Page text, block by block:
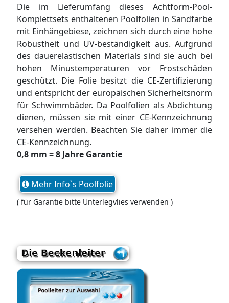
Die im Lieferumfang dieses Achtform-Pool-
Komplettsets enthaltenen Poolfolien in Sandfarbe
mit Einhängebiese, zeichnen sich durch eine hohe
Robustheit und UV-beständigkeit aus. Aufgrund
des dauerelastischen Materials sind sie auch bei
hohen Minustemperaturen vor Frostschäden
geschützt. Die Folie besitzt die CE-Zertifizierung
und entspricht der europäischen Sicherheitsnorm
für Schwimmbäder. Da Poolfolien als Abdichtung
dienen, müssen sie mit einer CE-Kennzeichnung
versehen werden. Beachten Sie daher immer die
CE-Kennzeichnung.
0,8 mm = 8 Jahre Garantie
Mehr Info`s Poolfolie
( für Garantie bitte Unterlegvlies verwenden )